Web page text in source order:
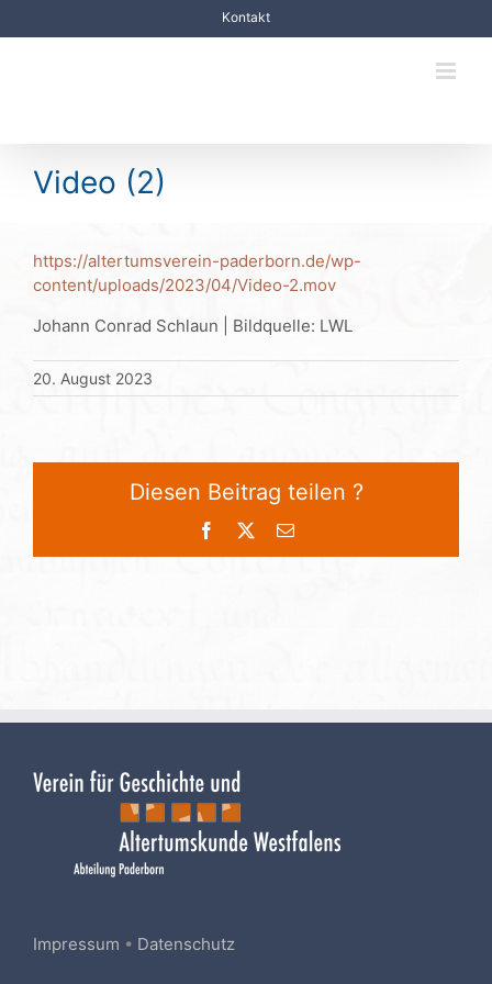
Inhalt
Kontakt
Video (2)
https://altertumsverein-paderborn.de/wp-
content/uploads/2023/04/Video-2.mov
Johann Conrad Schlaun | Bildquelle: LWL
20. August 2023
Diesen Beitrag teilen ?
Facebook
E-
Impressum • Datenschutz